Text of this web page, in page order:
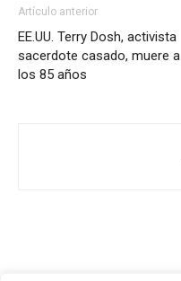
Artículo anterior
EE.UU. Terry Dosh, activista
sacerdote casado, muere a
los 85 años